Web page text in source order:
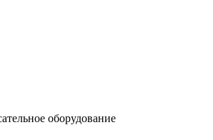
оборудование